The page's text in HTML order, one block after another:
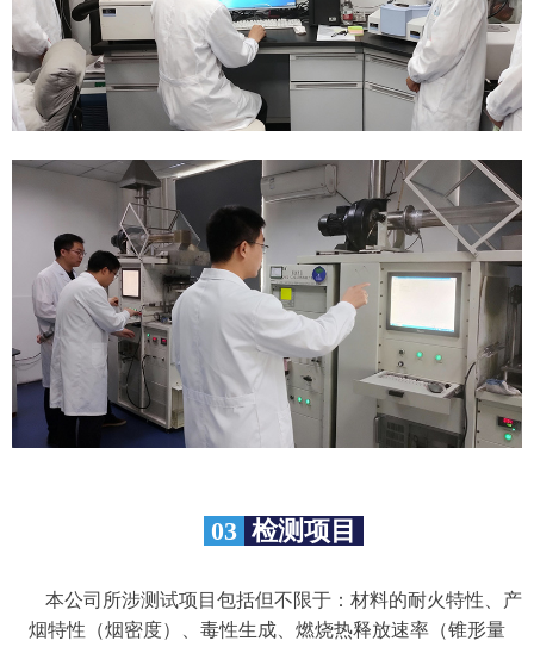
03 检测项目
本公司所涉测试项目包括但不限于：材料的耐火特性、产
烟特性（烟密度）、毒性生成、燃烧热释放速率（锥形量